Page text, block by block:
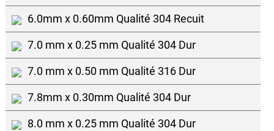
6.0mm x 0.60mm Qualité 304 Recuit
7.0 mm x 0.25 mm Qualité 304 Dur
7.0 mm x 0.50 mm Qualité 316 Dur
7.8mm x 0.30mm Qualité 304 Dur
8.0 mm x 0.25 mm Qualité 304 Dur